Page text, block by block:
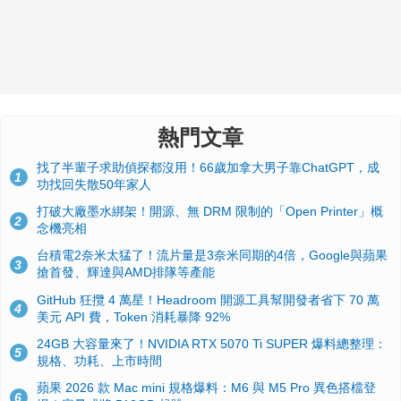
熱門文章
1
找了半輩子求助偵探都沒用！66歲加拿大男子靠ChatGPT，成
功找回失散50年家人
2
打破大廠墨水綁架！開源、無 DRM 限制的「Open Printer」概
念機亮相
3
台積電2奈米太猛了！流片量是3奈米同期的4倍，Google與蘋果
搶首發、輝達與AMD排隊等產能
4
GitHub 狂攬 4 萬星！Headroom 開源工具幫開發者省下 70 萬
美元 API 費，Token 消耗暴降 92%
5
24GB 大容量來了！NVIDIA RTX 5070 Ti SUPER 爆料總整理：
規格、功耗、上市時間
6
蘋果 2026 款 Mac mini 規格爆料：M6 與 M5 Pro 異色搭檔登